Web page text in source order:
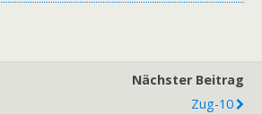
Nächster Beitrag
Zug-10